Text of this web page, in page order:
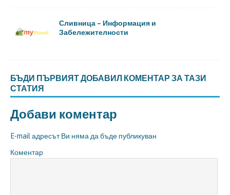
Сливница – Информация и
Забележителности
БЪДИ ПЪРВИЯТ ДОБАВИЛ КОМЕНТАР ЗА ТАЗИ
СТАТИЯ
Добави коментар
E-mail адресът Ви няма да бъде публикуван
Коментар